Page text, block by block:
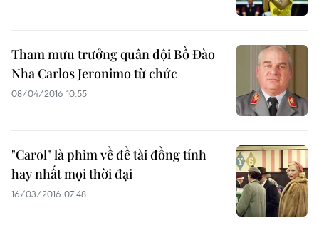
Tham mưu trưởng quân đội Bồ Đào
Nha Carlos Jeronimo từ chức
08/04/2016 10:55
"Carol" là phim về đề tài đồng tính
hay nhất mọi thời đại
16/03/2016 07:48